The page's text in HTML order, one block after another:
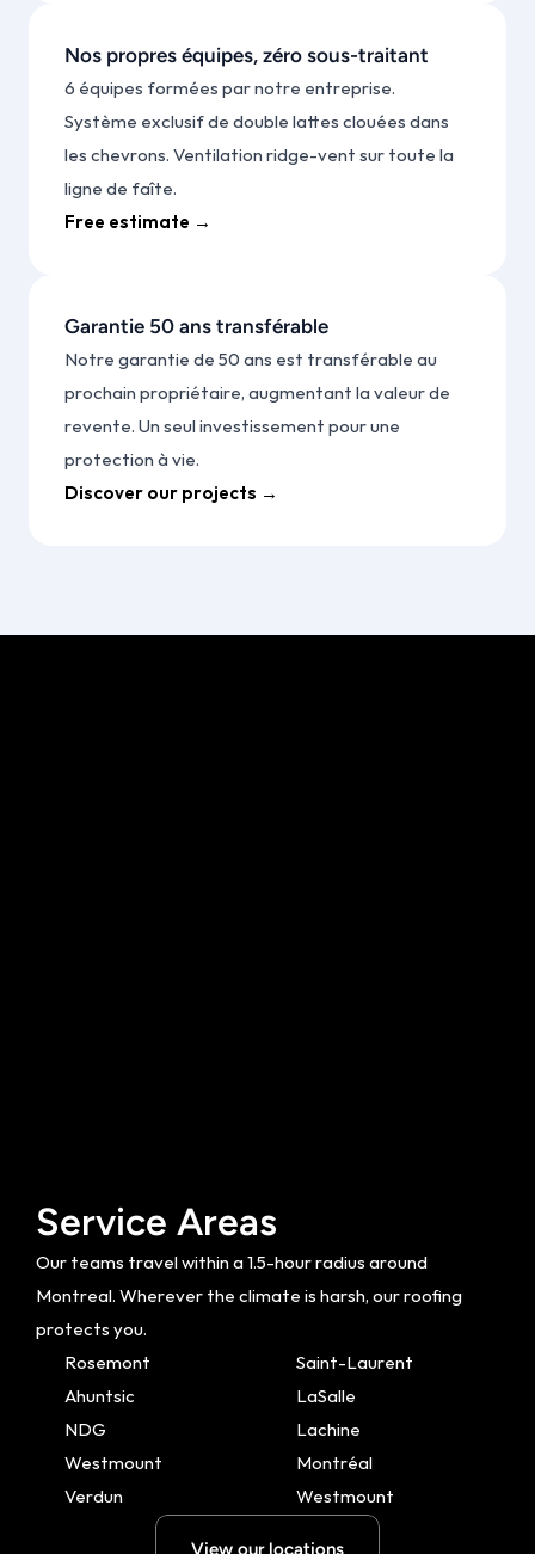
Nos propres équipes, zéro sous-traitant
6 équipes formées par notre entreprise.
Système exclusif de double lattes clouées dans
les chevrons. Ventilation ridge-vent sur toute la
ligne de faîte.
Free estimate →
Garantie 50 ans transférable
Notre garantie de 50 ans est transférable au
prochain propriétaire, augmentant la valeur de
revente. Un seul investissement pour une
protection à vie.
Discover our projects →
Service Areas
Our teams travel within a 1.5-hour radius around
Montreal. Wherever the climate is harsh, our roofing
protects you.
Rosemont
Ahuntsic
NDG
Westmount
Verdun
Saint-Laurent
LaSalle
Lachine
Montréal
Westmount
View our locations